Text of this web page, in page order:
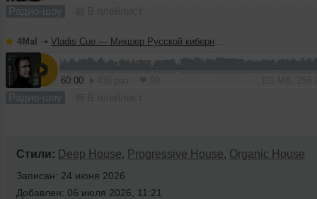
Радио-шоу
4Mal ➝ Vladis Cue — Микшер Русской кибернетики 458 с Евгением Сваловым (4Mal) и Александром Киреевым (08.07.2026)
60:00
Радио-шоу
Стили: Deep House, Progressive House, Organic House
Записан: 24 июня 2026
Добавлен: 06 июля 2026, 11:21